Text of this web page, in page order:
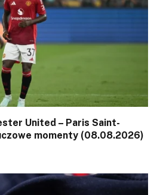
United – Paris Saint-
momenty (08.08.2026)